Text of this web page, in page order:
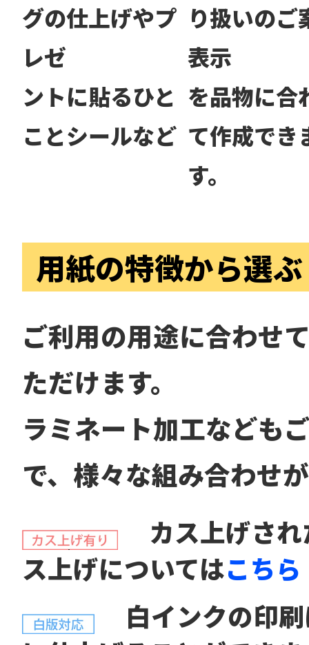
グの仕上げやプ
レゼ
ントに貼るひと
ことシールなど
り扱いのご
表示
を品物に合
て作成でき
す。
用紙の特徴から選ぶ
ご利用の用途に合わせ
ただけます。
ラミネート加工なども
で、様々な組み合わせ
カス上げされ
ス上げについてはこちら
白インクの印刷